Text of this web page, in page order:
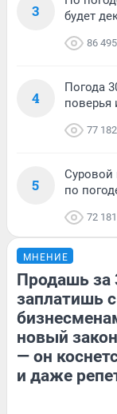
3
будет
86 495
4
Погода
поверья
77 182
5
Суровой
по
72 181
МНЕНИЕ
Продашь за
заплатишь
новый
— он
и даже